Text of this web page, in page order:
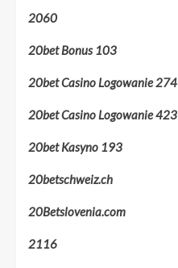
2060
20bet Bonus 103
20bet Casino Logowanie 274
20bet Casino Logowanie 423
20bet Kasyno 193
20betschweiz.ch
20Betslovenia.com
2116